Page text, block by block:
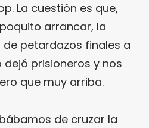
La cuestión es que,
arrancar, la
petardazos finales a
prisioneros y nos
que muy arriba.
de cruzar la